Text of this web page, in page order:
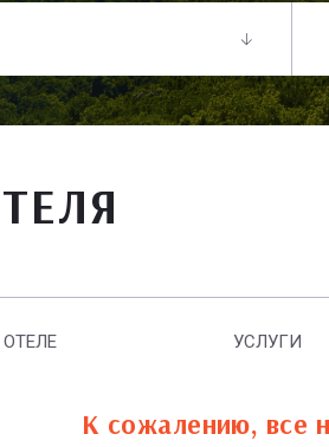
УСЛУГИ
К сожалению, все